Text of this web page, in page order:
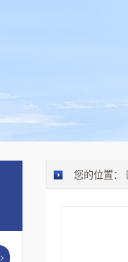
您的位置：